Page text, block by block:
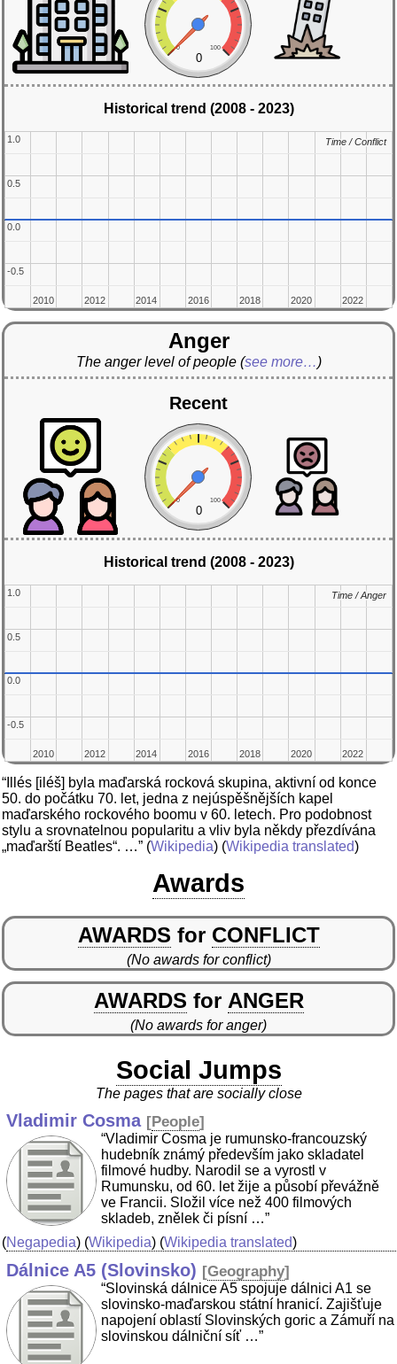
0 100
0
Historical trend (2008 - 2023)
2010
2010 2012
2012 2014
2014 2016
2016 2018
2018 2020
2020 2022
2022
-0.5
-0.5
0.0
0.0
0.5
0.5
1.0
1.0 Time / Conflict
Time / Conflict
Anger
The anger level of people (see more…)
Recent
0 100
0
Historical trend (2008 - 2023)
2010
2010 2012
2012 2014
2014 2016
2016 2018
2018 2020
2020 2022
2022
-0.5
-0.5
0.0
0.0
0.5
0.5
1.0
1.0 Time / Anger
Time / Anger
“Illés [iléš] byla maďarská rocková skupina, aktivní od konce
50. do počátku 70. let, jedna z nejúspěšnějších kapel
maďarského rockového boomu v 60. letech. Pro podobnost
stylu a srovnatelnou popularitu a vliv byla někdy přezdívána
„maďarští Beatles“. …” (Wikipedia) (Wikipedia translated)
Awards
AWARDS for CONFLICT
(No awards for conflict)
AWARDS for ANGER
(No awards for anger)
Social Jumps
The pages that are socially close
Vladimir Cosma [People]
“Vladimir Cosma je rumunsko-francouzský
hudebník známý především jako skladatel
filmové hudby. Narodil se a vyrostl v
Rumunsku, od 60. let žije a působí převážně
ve Francii. Složil více než 400 filmových
skladeb, znělek či písní …”
(Negapedia) (Wikipedia) (Wikipedia translated)
Dálnice A5 (Slovinsko) [Geography]
“Slovinská dálnice A5 spojuje dálnici A1 se
slovinsko-maďarskou státní hranicí. Zajišťuje
napojení oblastí Slovinských goric a Zámuří na
slovinskou dálniční síť …”